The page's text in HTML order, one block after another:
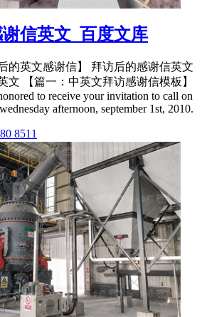
信英文_百度文库
的英文感谢信】 拜访后的感谢信英文
文 【篇一：中英文拜访感谢信模板】
to receive your invitation to call on
afternoon, september 1st, 2010.
8511